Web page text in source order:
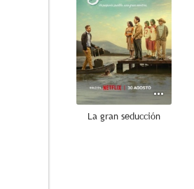
La gran seducción